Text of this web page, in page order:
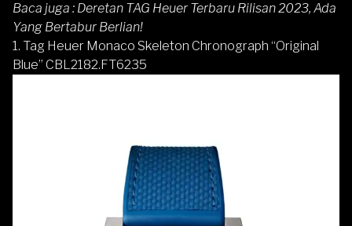
Baca juga : Deretan TAG Heuer Terbaru Rilisan 2023, Ada
Yang Bertabur Berlian!
1. Tag Heuer Monaco Skeleton Chronograph “Original
Blue” CBL2182.FT6235